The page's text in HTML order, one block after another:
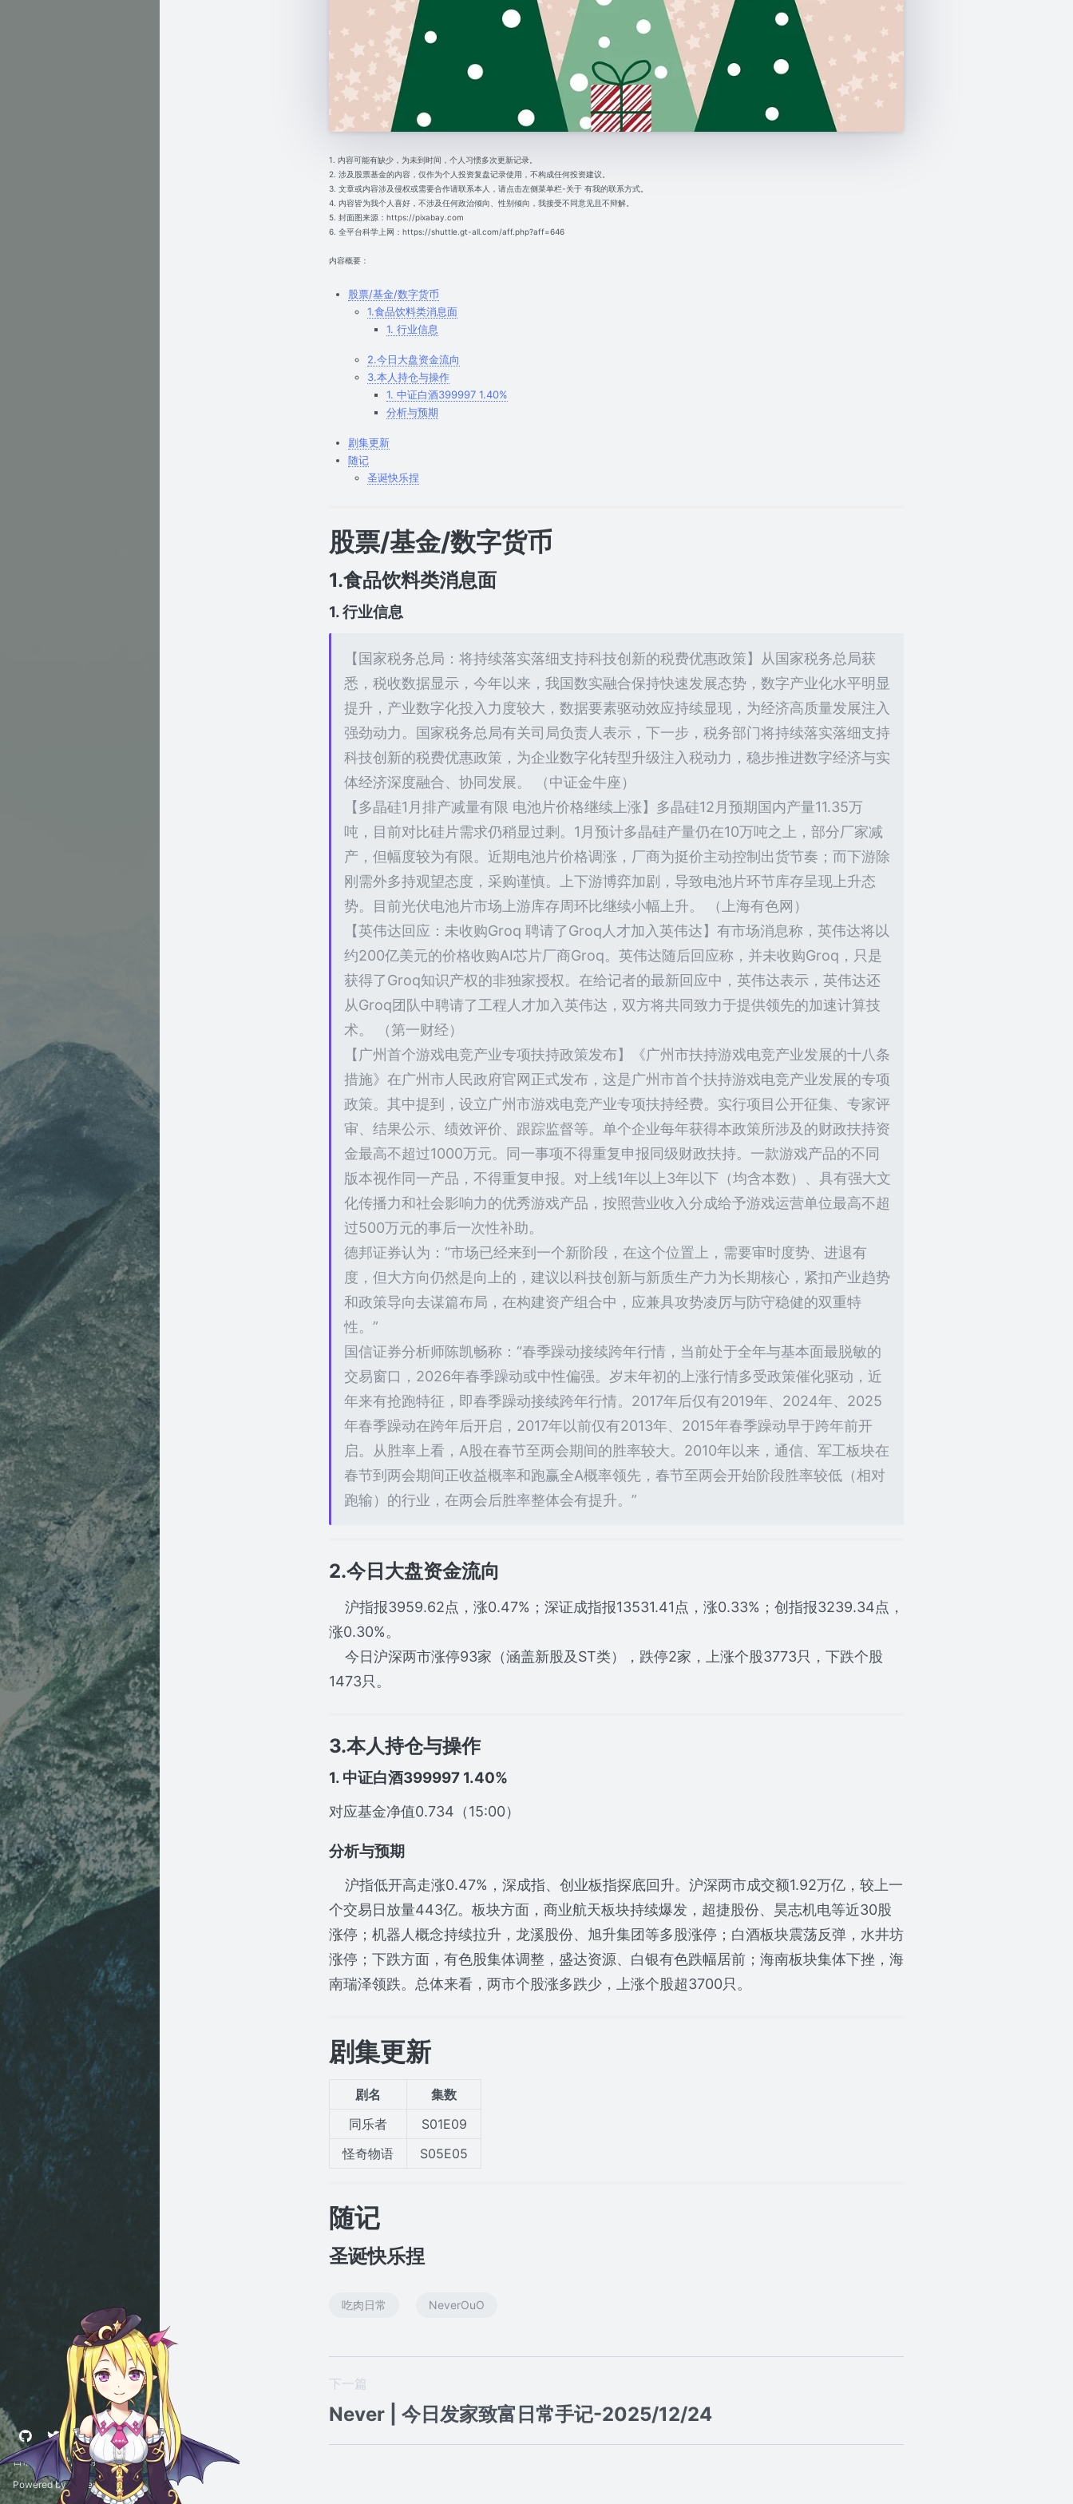
日常小事记录,联系我请看关于
Powered byGridea| RSS
1. 内容可能有缺少，为未到时间，个人习惯多次更新记录。
2. 涉及股票基金的内容，仅作为个人投资复盘记录使用，不构成任何投资建议。
3. 文章或内容涉及侵权或需要合作请联系本人，请点击左侧菜单栏-关于 有我的联系方式。
4. 内容皆为我个人喜好，不涉及任何政治倾向、性别倾向，我接受不同意见且不辩解。
5. 封面图来源：https://pixabay.com
6. 全平台科学上网：https://shuttle.gt-all.com/aff.php?aff=646
内容概要：
股票/基金/数字货币
1.食品饮料类消息面
1. 行业信息
2.今日大盘资金流向
3.本人持仓与操作
1. 中证白酒399997 1.40%
分析与预期
剧集更新
随记
圣诞快乐捏
股票/基金/数字货币
1.食品饮料类消息面
1. 行业信息
【国家税务总局：将持续落实落细支持科技创新的税费优惠政策】从国家税务总局获
悉，税收数据显示，今年以来，我国数实融合保持快速发展态势，数字产业化水平明显
提升，产业数字化投入力度较大，数据要素驱动效应持续显现，为经济高质量发展注入
强劲动力。国家税务总局有关司局负责人表示，下一步，税务部门将持续落实落细支持
科技创新的税费优惠政策，为企业数字化转型升级注入税动力，稳步推进数字经济与实
体经济深度融合、协同发展。 （中证金牛座）
【多晶硅1月排产减量有限 电池片价格继续上涨】多晶硅12月预期国内产量11.35万
吨，目前对比硅片需求仍稍显过剩。1月预计多晶硅产量仍在10万吨之上，部分厂家减
产，但幅度较为有限。近期电池片价格调涨，厂商为挺价主动控制出货节奏；而下游除
刚需外多持观望态度，采购谨慎。上下游博弈加剧，导致电池片环节库存呈现上升态
势。目前光伏电池片市场上游库存周环比继续小幅上升。 （上海有色网）
【英伟达回应：未收购Groq 聘请了Groq人才加入英伟达】有市场消息称，英伟达将以
约200亿美元的价格收购AI芯片厂商Groq。英伟达随后回应称，并未收购Groq，只是
获得了Groq知识产权的非独家授权。在给记者的最新回应中，英伟达表示，英伟达还
从Groq团队中聘请了工程人才加入英伟达，双方将共同致力于提供领先的加速计算技
术。 （第一财经）
【广州首个游戏电竞产业专项扶持政策发布】《广州市扶持游戏电竞产业发展的十八条
措施》在广州市人民政府官网正式发布，这是广州市首个扶持游戏电竞产业发展的专项
政策。其中提到，设立广州市游戏电竞产业专项扶持经费。实行项目公开征集、专家评
审、结果公示、绩效评价、跟踪监督等。单个企业每年获得本政策所涉及的财政扶持资
金最高不超过1000万元。同一事项不得重复申报同级财政扶持。一款游戏产品的不同
版本视作同一产品，不得重复申报。对上线1年以上3年以下（均含本数）、具有强大文
化传播力和社会影响力的优秀游戏产品，按照营业收入分成给予游戏运营单位最高不超
过500万元的事后一次性补助。
德邦证券认为：“市场已经来到一个新阶段，在这个位置上，需要审时度势、进退有
度，但大方向仍然是向上的，建议以科技创新与新质生产力为长期核心，紧扣产业趋势
和政策导向去谋篇布局，在构建资产组合中，应兼具攻势凌厉与防守稳健的双重特
性。”
国信证券分析师陈凯畅称：“春季躁动接续跨年行情，当前处于全年与基本面最脱敏的
交易窗口，2026年春季躁动或中性偏强。岁末年初的上涨行情多受政策催化驱动，近
年来有抢跑特征，即春季躁动接续跨年行情。2017年后仅有2019年、2024年、2025
年春季躁动在跨年后开启，2017年以前仅有2013年、2015年春季躁动早于跨年前开
启。从胜率上看，A股在春节至两会期间的胜率较大。2010年以来，通信、军工板块在
春节到两会期间正收益概率和跑赢全A概率领先，春节至两会开始阶段胜率较低（相对
跑输）的行业，在两会后胜率整体会有提升。”
2.今日大盘资金流向
沪指报3959.62点，涨0.47%；深证成指报13531.41点，涨0.33%；创指报3239.34点，
涨0.30%。
今日沪深两市涨停93家（涵盖新股及ST类），跌停2家，上涨个股3773只，下跌个股
1473只。
3.本人持仓与操作
1. 中证白酒399997 1.40%
对应基金净值0.734（15:00）
分析与预期
沪指低开高走涨0.47%，深成指、创业板指探底回升。沪深两市成交额1.92万亿，较上一
个交易日放量443亿。板块方面，商业航天板块持续爆发，超捷股份、昊志机电等近30股
涨停；机器人概念持续拉升，龙溪股份、旭升集团等多股涨停；白酒板块震荡反弹，水井坊
涨停；下跌方面，有色股集体调整，盛达资源、白银有色跌幅居前；海南板块集体下挫，海
南瑞泽领跌。总体来看，两市个股涨多跌少，上涨个股超3700只。
剧集更新
剧名
集数
同乐者
S01E09
怪奇物语
S05E05
随记
圣诞快乐捏
吃肉日常 NeverOuO
下一篇
Never | 今日发家致富日常手记-2025/12/24